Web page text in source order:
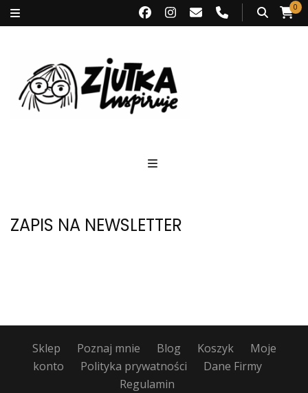
0
ZAPIS NA NEWSLETTER
Sklep Poznaj mnie Blog Koszyk
Moje
konto
Polityka prywatności
Dane Firmy
Regulamin